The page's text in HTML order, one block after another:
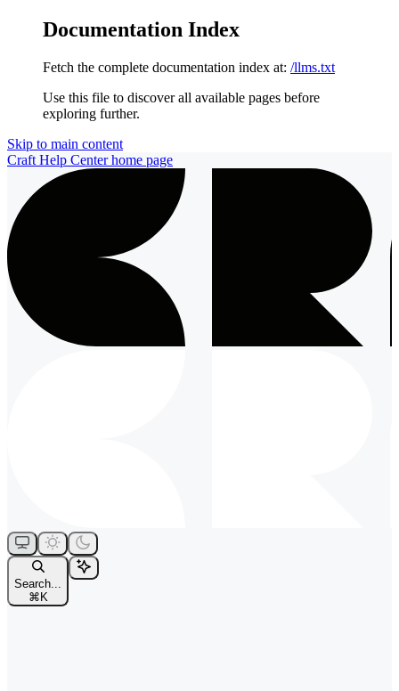
Documentation Index
Fetch the complete documentation index at: /llms.txt
Use this file to discover all available pages before
exploring further.
Skip to main content
Craft Help Centerhome page
Search...
⌘ K